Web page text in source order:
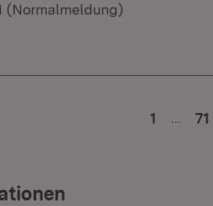
(Normalmeldung)
1 71